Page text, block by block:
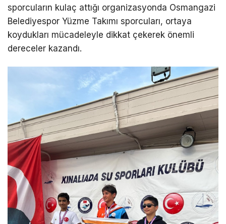
sporcuların kulaç attığı organizasyonda Osmangazi
Belediyespor Yüzme Takımı sporcuları, ortaya
koydukları mücadeleyle dikkat çekerek önemli
dereceler kazandı.